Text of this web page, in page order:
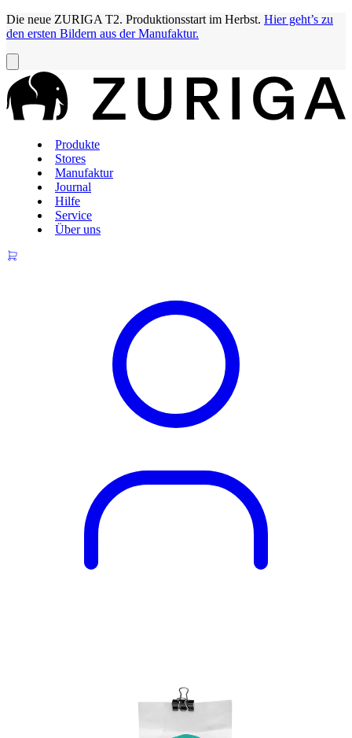
Die neue ZURIGA T2. Produktionsstart im Herbst. Hier geht’s zu
den ersten Bildern aus der Manufaktur.
Produkte
Stores
Manufaktur
Journal
Hilfe
Service
Über uns